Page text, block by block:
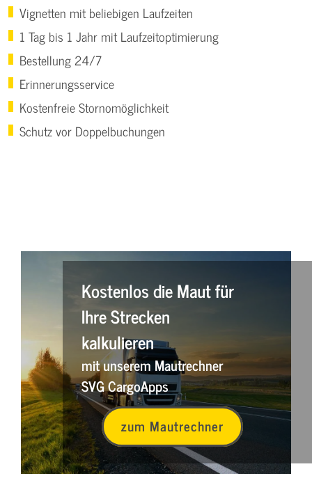
Vignetten mit beliebigen Laufzeiten
1 Tag bis 1 Jahr mit Laufzeitoptimierung
Bestellung 24/7
Erinnerungsservice
Kostenfreie Stornomöglichkeit
Schutz vor Doppelbuchungen
Kostenlos die Maut für
Ihre Strecken
kalkulieren
mit unserem Mautrechner
SVG CargoApps
zum Mautrechner